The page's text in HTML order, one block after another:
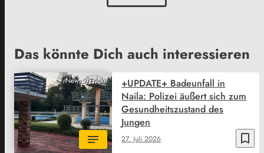
Das könnte Dich auch interessieren
News5/Fricke
bookmark_border
27. Juli 2026
+UPDATE+ Badeunfall in
Naila: Polizei äußert sich zum
Gesundheitszustand des
Jungen